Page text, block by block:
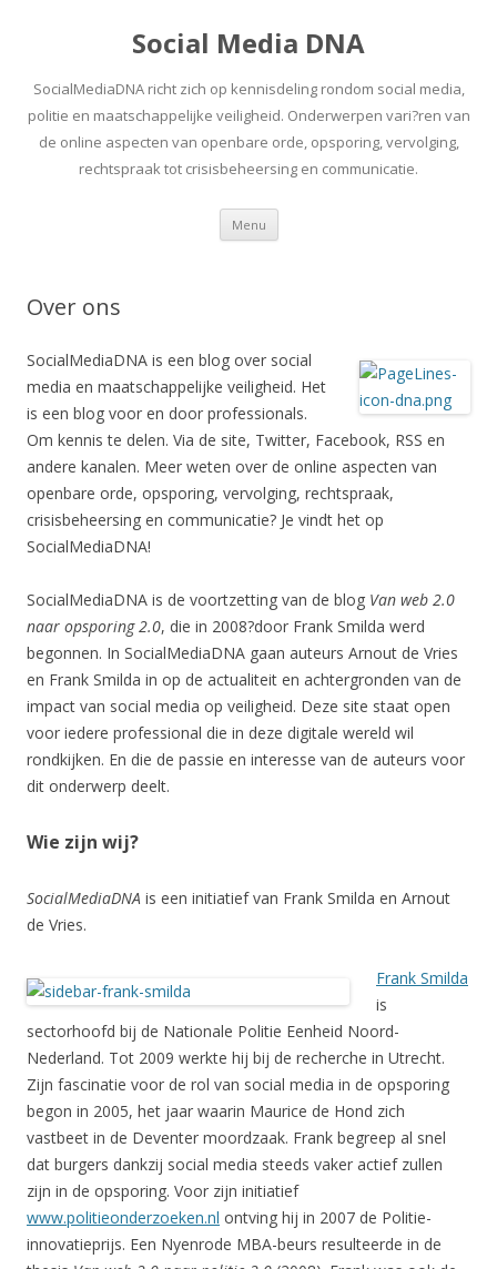
Social Media DNA
SocialMediaDNA richt zich op kennisdeling rondom social media,
politie en maatschappelijke veiligheid. Onderwerpen vari?ren van
de online aspecten van openbare orde, opsporing, vervolging,
rechtspraak tot crisisbeheersing en communicatie.
Menu Spring
inhoud
Over ons
SocialMediaDNA is een blog over social
media en maatschappelijke veiligheid. Het
is een blog voor en door professionals.
Om kennis te delen. Via de site, Twitter, Facebook, RSS en
andere kanalen. Meer weten over de online aspecten van
openbare orde, opsporing, vervolging, rechtspraak,
crisisbeheersing en communicatie? Je vindt het op
SocialMediaDNA!
SocialMediaDNA is de voortzetting van de blog Van web 2.0
naar opsporing 2.0, die in 2008?door Frank Smilda werd
begonnen. In SocialMediaDNA gaan auteurs Arnout de Vries
en Frank Smilda in op de actualiteit en achtergronden van de
impact van social media op veiligheid. Deze site staat open
voor iedere professional die in deze digitale wereld wil
rondkijken. En die de passie en interesse van de auteurs voor
dit onderwerp deelt.
Wie zijn wij?
SocialMediaDNA is een initiatief van Frank Smilda en Arnout
de Vries.
Frank Smilda
is
sectorhoofd bij de Nationale Politie Eenheid Noord-
Nederland. Tot 2009 werkte hij bij de recherche in Utrecht.
Zijn fascinatie voor de rol van social media in de opsporing
begon in 2005, het jaar waarin Maurice de Hond zich
vastbeet in de Deventer moordzaak. Frank begreep al snel
dat burgers dankzij social media steeds vaker actief zullen
zijn in de opsporing. Voor zijn initiatief
www.politieonderzoeken.nl ontving hij in 2007 de Politie-
innovatieprijs. Een Nyenrode MBA-beurs resulteerde in de